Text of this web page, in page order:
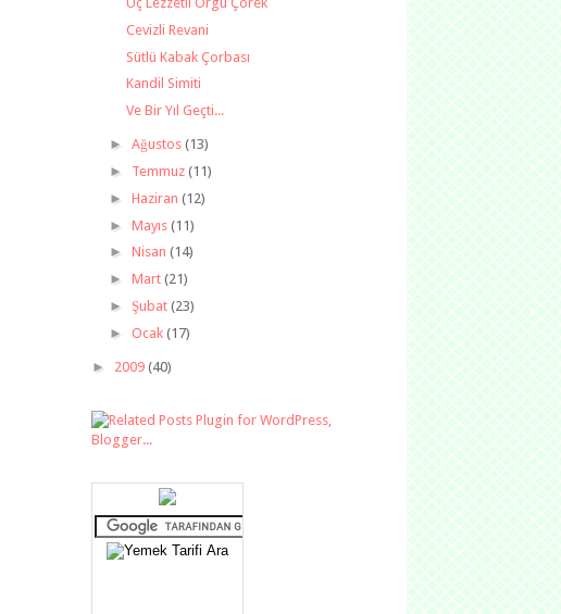
Cevizli Revani
Sütlü Kabak Çorbası
Kandil Simiti
Ve Bir Yıl Geçti...
► Ağustos (13)
► Temmuz (11)
► Haziran (12)
► Mayıs (11)
► Nisan (14)
► Mart (21)
► Şubat (23)
► Ocak (17)
► 2009 (40)